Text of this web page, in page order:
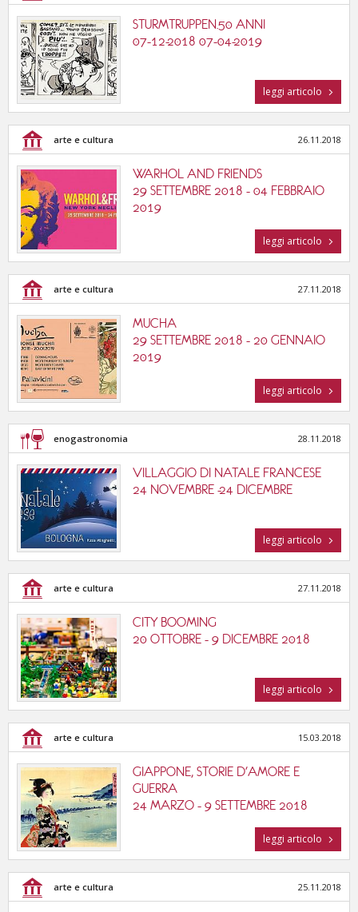
STURMTRUPPEN.50 ANNI
07-12-2018 07-04-2019
leggi articolo
arte e cultura 26.11.2018
WARHOL AND FRIENDS
29 SETTEMBRE 2018 - 04 FEBBRAIO
2019
leggi articolo
arte e cultura 27.11.2018
MUCHA
29 SETTEMBRE 2018 - 20 GENNAIO
2019
leggi articolo
enogastronomia 28.11.2018
VILLAGGIO DI NATALE FRANCESE
24 NOVEMBRE -24 DICEMBRE
leggi articolo
arte e cultura 27.11.2018
CITY BOOMING
20 OTTOBRE - 9 DICEMBRE 2018
leggi articolo
arte e cultura 15.03.2018
GIAPPONE, STORIE D'AMORE E
GUERRA
24 MARZO - 9 SETTEMBRE 2018
leggi articolo
arte e cultura 25.11.2018